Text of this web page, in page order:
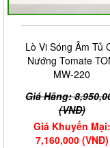
Lò Vi Sóng Âm Tủ
Nướng Tomate
MW-220
Giá Hãng:
(VNĐ)
Giá Khuyến Mại:
7,160,000 (VNĐ)